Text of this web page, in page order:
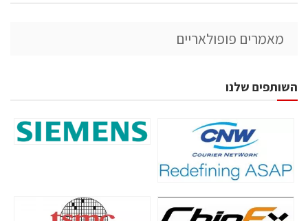
מאמרים פופולאריים
השותפים שלנו